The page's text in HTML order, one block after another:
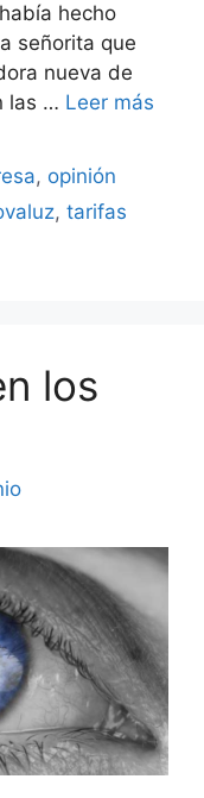
hecho
señorita que
nueva de
las … Leer más
, opinión
,tarifas
los